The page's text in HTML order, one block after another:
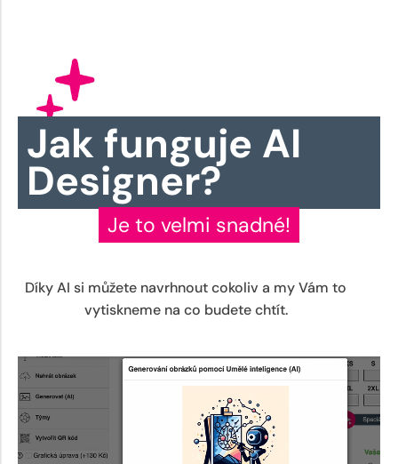
Jak funguje AI
Designer?
Je to velmi snadné!
Díky AI si můžete navrhnout cokoliv a my Vám to
vytiskneme na co budete chtít.